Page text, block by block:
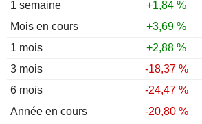
1 semaine
+1,84 %
Mois en cours
+3,69 %
1 mois
+2,88 %
3 mois
-18,37 %
6 mois
-24,47 %
Année en cours
-20,80 %